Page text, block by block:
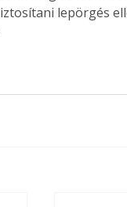
lepörgés